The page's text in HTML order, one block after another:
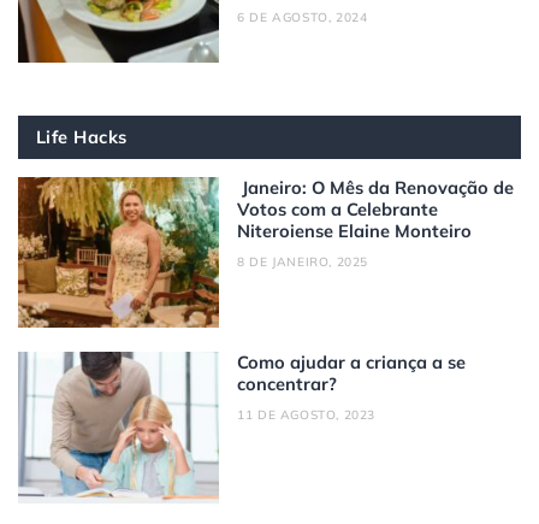
6 DE AGOSTO, 2024
Life Hacks
Janeiro: O Mês da Renovação de
Votos com a Celebrante
Niteroiense Elaine Monteiro
8 DE JANEIRO, 2025
Como ajudar a criança a se
concentrar?
11 DE AGOSTO, 2023